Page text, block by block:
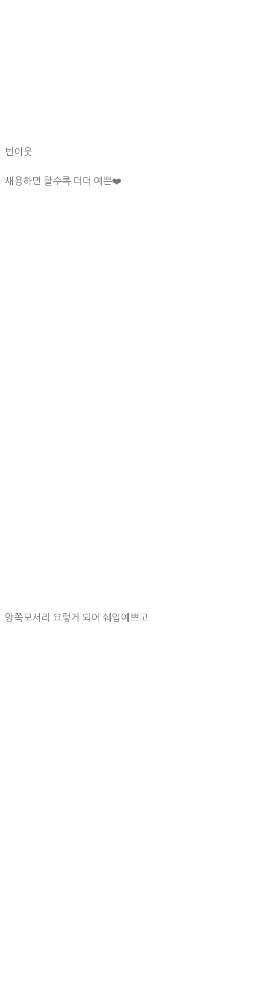
번이웃
새용하면 할수록 더더 예쁜❤️
양쪽모서리 요렇게 되어 쉐입예쁘고